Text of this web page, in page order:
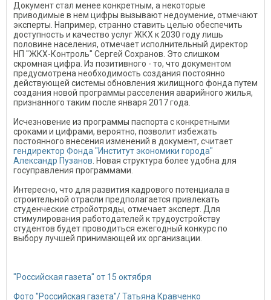
Документ стал менее конкретным, а некоторые
приводимые в нем цифры вызывают недоумение, отмечают
эксперты. Например, странно ставить целью обеспечить
доступность и качество услуг ЖКХ к 2030 году лишь
половине населения, отмечает исполнительный директор
НП "ЖКХ-Контроль" Сергей Сохранов. Это слишком
скромная цифра. Из позитивного - то, что документом
предусмотрена необходимость создания постоянно
действующей системы обновления жилищного фонда путем
создания новой программы расселения аварийного жилья,
признанного таким после января 2017 года.
Исчезновение из программы паспорта с конкретными
сроками и цифрами, вероятно, позволит избежать
постоянного внесения изменений в документ, считает
гендиректор Фонда "Институт экономики города"
Александр Пузанов . Новая структура более удобна для
госуправления программами.
Интересно, что для развития кадрового потенциала в
строительной отрасли предполагается привлекать
студенческие стройотряды, отмечает эксперт. Для
стимулирования работодателей к трудоустройству
студентов будет проводиться ежегодный конкурс по
выбору лучшей принимающей их организации.
"Российская газета" от 15 октября
Фото "Российская газета"/ Татьяна Кравченко